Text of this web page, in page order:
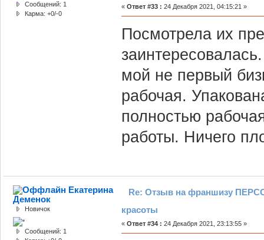
Сообщений: 1
Карма: +0/-0
« Ответ #33 : 24 Декабря 2021, 04:15:21 »
Посмотрела их
мой не первый
рабочая.
полностью
работы. Ничего
Екатерина
Деменок
Новичок
Сообщений: 1
Re: Отзыв на франшизу
красоты
« Ответ #34 : 24 Декабря 2021, 23:13:55 »